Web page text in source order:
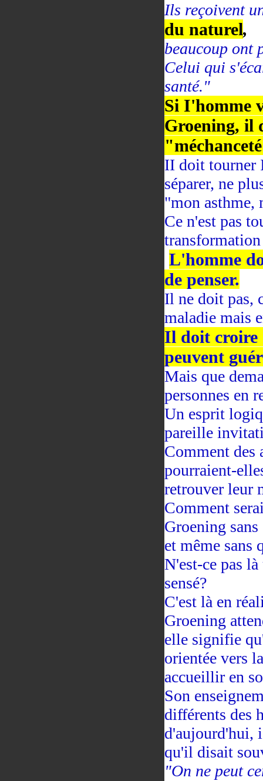
Ils reçoivent
du naturel,
beaucoup ont
Celui qui
santé."
Si I'homme
Groening, il
II doit tourner
séparer, ne
"mon asthme,
Ce n'est pas
L'homme
de penser.
Il ne doit pas,
maladie mais
Il doit croire
peuvent
Mais que
personnes en
Un esprit
pareille
Comment des
pourraient-
retrouver leur
Comment
Groening
et même
N'est-ce pas
sensé?
C'est là en
Groening
elle signifie
orientée vers
accueillir en
Son
différents des
d'aujourd'hui,
qu'il disait
"On ne peut